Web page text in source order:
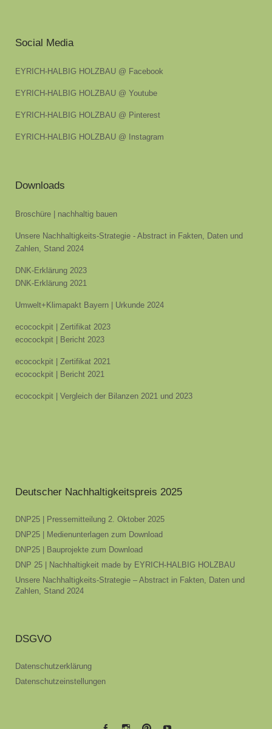
Social Media
EYRICH-HALBIG HOLZBAU @ Facebook
EYRICH-HALBIG HOLZBAU @ Youtube
EYRICH-HALBIG HOLZBAU @ Pinterest
EYRICH-HALBIG HOLZBAU @ Instagram
Downloads
Broschüre | nachhaltig bauen
Unsere Nachhaltigkeits-Strategie - Abstract in Fakten, Daten und
Zahlen, Stand 2024
DNK-Erklärung 2023
DNK-Erklärung 2021
Umwelt+Klimapakt Bayern | Urkunde 2024
ecocockpit | Zertifikat 2023
ecocockpit | Bericht 2023
ecocockpit | Zertifikat 2021
ecocockpit | Bericht 2021
ecocockpit | Vergleich der Bilanzen 2021 und 2023
Deutscher Nachhaltigkeitspreis 2025
DNP25 | Pressemitteilung 2. Oktober 2025
DNP25 | Medienunterlagen zum Download
DNP25 | Bauprojekte zum Download
DNP 25 | Nachhaltigkeit made by EYRICH-HALBIG HOLZBAU
Unsere Nachhaltigkeits-Strategie – Abstract in Fakten, Daten und
Zahlen, Stand 2024
DSGVO
Datenschutzerklärung
Datenschutzeinstellungen